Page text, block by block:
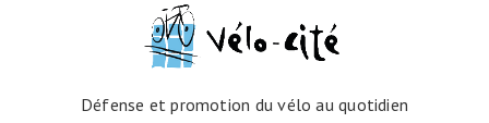
Défense et promotion du vélo au quotidien